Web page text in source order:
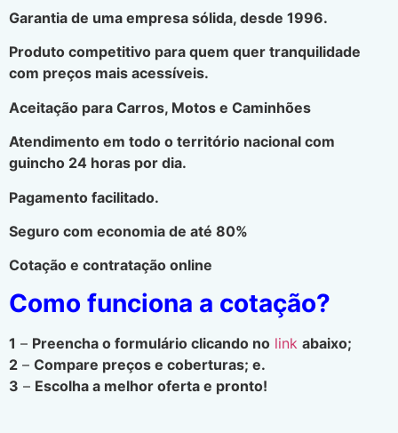
Garantia de uma empresa sólida, desde 1996.
Produto competitivo para quem quer tranquilidade
com preços mais acessíveis.
Aceitação para Carros, Motos e Caminhões
Atendimento em todo o território nacional com
guincho 24 horas por dia.
Pagamento facilitado.
Seguro com economia de até 80%
Cotação e contratação online
Como funciona a cotação?
1 – Preencha o formulário clicando no link abaixo;
2 – Compare preços e coberturas; e.
3 – Escolha a melhor oferta e pronto!